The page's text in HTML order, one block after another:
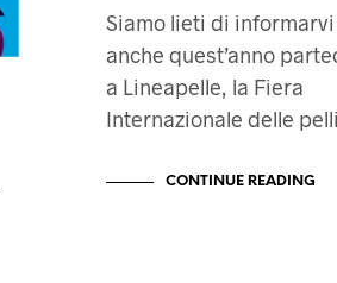
Siamo lieti di
anche quest’anno
a Lineapelle, la Fiera
Internazionale delle
CONTINUE READING